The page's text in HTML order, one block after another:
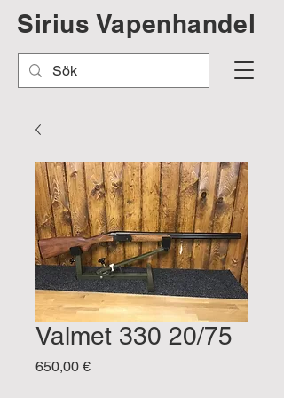
Sirius Vapenhandel
Valmet 330 20/75
650,00 €Pris